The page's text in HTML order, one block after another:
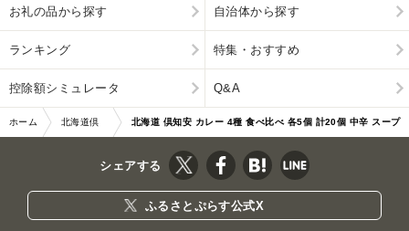
お礼の品から探す 自治体から探す
ランキング 特集・おすすめ
控除額シミュレータ Q&A
ホーム 北海道倶 北海道 倶知安 カレー 4種 食べ比べ 各5個 計20個 中辛 スープ
カレー 5746-1104
シェアする
ふるさとぷらす公式X